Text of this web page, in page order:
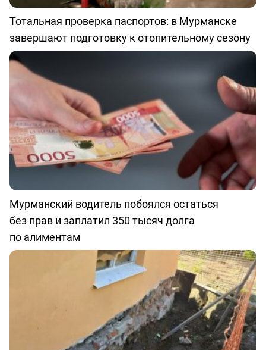
Тотальная проверка паспортов: в Мурманске
завершают подготовку к отопительному сезону
Мурманский водитель побоялся остаться
без прав и заплатил 350 тысяч долга
по алиментам